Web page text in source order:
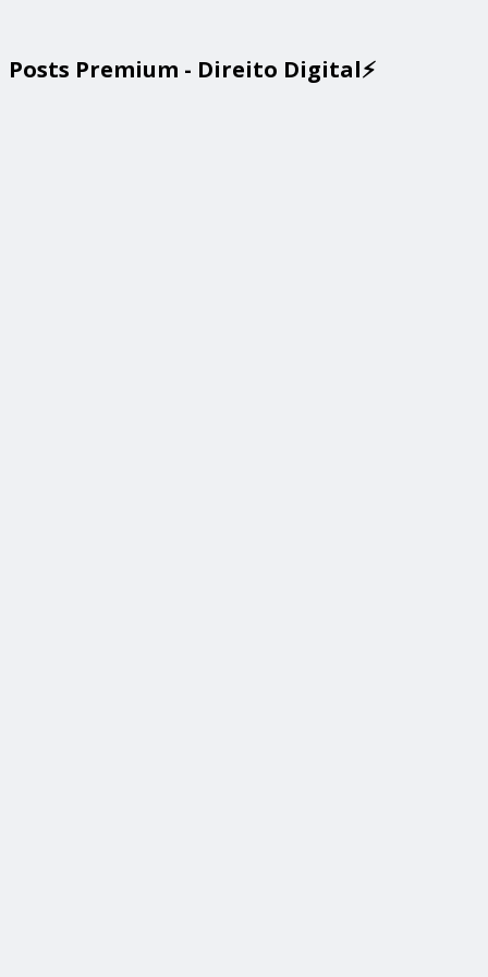
Posts Premium - Direito Digital⚡